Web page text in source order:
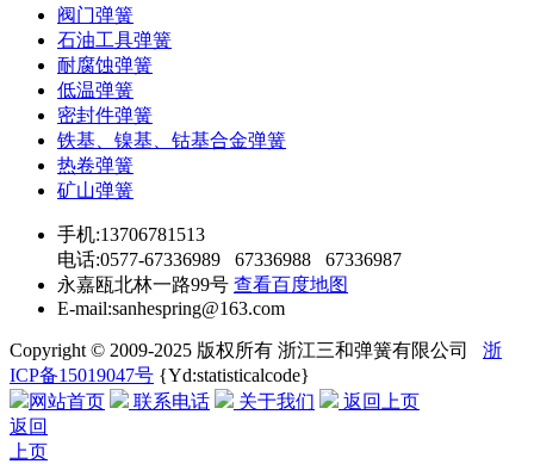
阀门弹簧
石油工具弹簧
耐腐蚀弹簧
低温弹簧
密封件弹簧
铁基、镍基、钴基合金弹簧
热卷弹簧
矿山弹簧
手机:13706781513
电话:0577-67336989 67336988 67336987
永嘉瓯北林一路99号 查看百度地图
E-mail:sanhespring@163.com
Copyright © 2009-2025 版权所有 浙江三和弹簧有限公司 浙
ICP备15019047号 {Yd:statisticalcode}
网站首页
联系电话 关于我们
返回上页
返回
上页